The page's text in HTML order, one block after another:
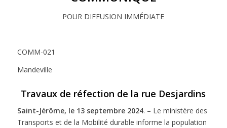
POUR DIFFUSION IMMÉDIATE
COMM-021
Mandeville
Travaux de réfection de la rue Desjardins
Saint-Jérôme, le 13 septembre 2024. – Le ministère des
Transports et de la Mobilité durable informe la population